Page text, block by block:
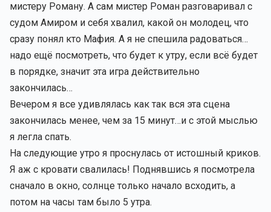
мистеру Роману. А сам мистер Роман разговаривал с
судом Амиром и себя хвалил, какой он молодец, что
сразу понял кто Мафия. А я не спешила радоваться…
надо ещё посмотреть, что будет к утру, если всё будет
в порядке, значит эта игра действительно
закончилась…
Вечером я все удивлялась как так вся эта сцена
закончилась менее, чем за 15 минут…и с этой мыслью
я легла спать.
На следующие утро я проснулась от истошный криков.
Я аж с кровати свалилась! Поднявшись я посмотрела
сначало в окно, солнце только начало всходить, а
потом на часы там было 5 утра.